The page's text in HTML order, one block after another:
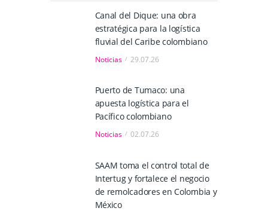
Canal del Dique: una obra
estratégica para la logística
fluvial del Caribe colombiano
Noticias 29.07.26
Puerto de Tumaco: una
apuesta logística para el
Pacífico colombiano
Noticias 02.07.26
SAAM toma el control total de
Intertug y fortalece el negocio
de remolcadores en Colombia y
México